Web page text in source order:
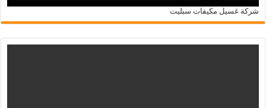
شركة غسيل مكيفات سبليت